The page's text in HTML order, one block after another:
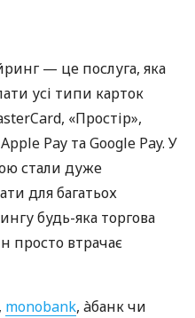
— це послуга, яка
усі типи карток
«Простір»,
Pay та Google Pay. У
стали дуже
для багатьох
будь-яка торгова
просто втрачає
monobank, àбанк чи